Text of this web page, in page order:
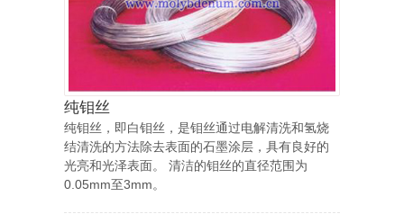
纯钼丝
纯钼丝，即白钼丝，是钼丝通过电解清洗和氢烧
结清洗的方法除去表面的石墨涂层，具有良好的
光亮和光泽表面。 清洁的钼丝的直径范围为
0.05mm至3mm。